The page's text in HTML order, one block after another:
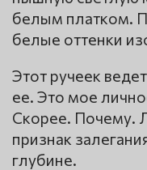
белым платком.
белые оттенки
Этот ручеек
ее. Это мое
Скорее. Почему.
признак
глубине.